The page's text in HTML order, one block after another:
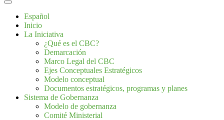
Español
Inicio
La Iniciativa
¿Qué es el CBC?
Demarcación
Marco Legal del CBC
Ejes Conceptuales Estratégicos
Modelo conceptual
Documentos estratégicos, programas y planes
Sistema de Gobernanza
Modelo de gobernanza
Comité Ministerial